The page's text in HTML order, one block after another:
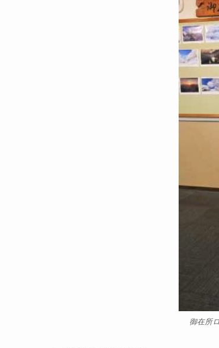
御在所